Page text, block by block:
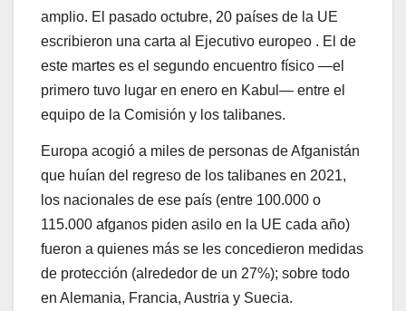
amplio. El pasado octubre, 20 países de la UE
escribieron una carta al Ejecutivo europeo . El de
este martes es el segundo encuentro físico —el
primero tuvo lugar en enero en Kabul— entre el
equipo de la Comisión y los talibanes.
Europa acogió a miles de personas de Afganistán
que huían del regreso de los talibanes en 2021,
los nacionales de ese país (entre 100.000 o
115.000 afganos piden asilo en la UE cada año)
fueron a quienes más se les concedieron medidas
de protección (alrededor de un 27%); sobre todo
en Alemania, Francia, Austria y Suecia.